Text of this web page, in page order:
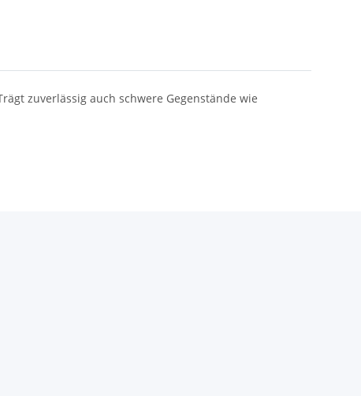
zuverlässig auch schwere Gegenstände wie